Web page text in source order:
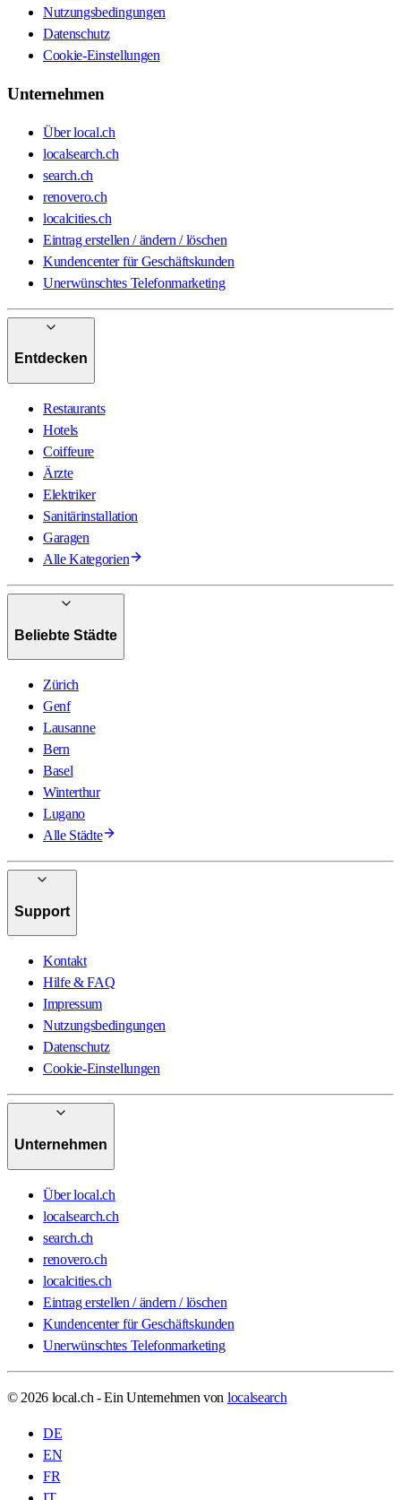
Nutzungsbedingungen
Datenschutz
Cookie-Einstellungen
Unternehmen
Über local.ch
localsearch.ch
search.ch
renovero.ch
localcities.ch
Eintrag erstellen / ändern / löschen
Kundencenter für Geschäftskunden
Unerwünschtes Telefonmarketing
Entdecken
Restaurants
Hotels
Coiffeure
Ärzte
Elektriker
Sanitärinstallation
Garagen
Alle Kategorien
Beliebte Städte
Zürich
Genf
Lausanne
Bern
Basel
Winterthur
Lugano
Alle Städte
Support
Kontakt
Hilfe & FAQ
Impressum
Nutzungsbedingungen
Datenschutz
Cookie-Einstellungen
Unternehmen
Über local.ch
localsearch.ch
search.ch
renovero.ch
localcities.ch
Eintrag erstellen / ändern / löschen
Kundencenter für Geschäftskunden
Unerwünschtes Telefonmarketing
© 2026 local.ch - Ein Unternehmen von localsearch
DE
EN
FR